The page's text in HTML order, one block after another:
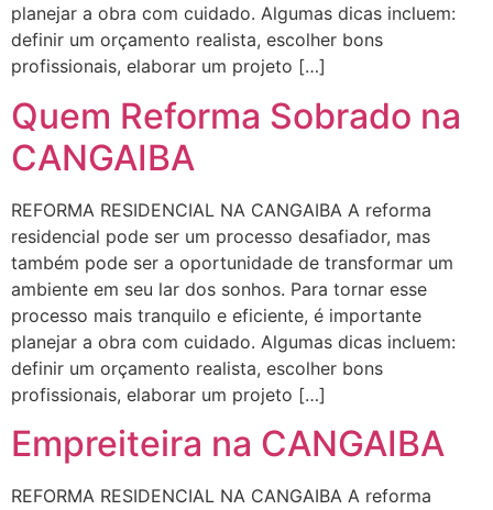
planejar a obra com cuidado. Algumas dicas incluem:
definir um orçamento realista, escolher bons
profissionais, elaborar um projeto […]
Quem Reforma Sobrado na
CANGAIBA
REFORMA RESIDENCIAL NA CANGAIBA A reforma
residencial pode ser um processo desafiador, mas
também pode ser a oportunidade de transformar um
ambiente em seu lar dos sonhos. Para tornar esse
processo mais tranquilo e eficiente, é importante
planejar a obra com cuidado. Algumas dicas incluem:
definir um orçamento realista, escolher bons
profissionais, elaborar um projeto […]
Empreiteira na CANGAIBA
REFORMA RESIDENCIAL NA CANGAIBA A reforma